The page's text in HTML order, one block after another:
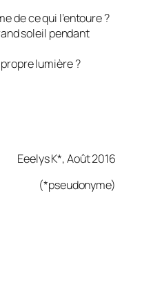
de ce qui l’entoure ?
soleil pendant
lumière ?
Eeelys K*, Août 2016
(*pseudonyme)